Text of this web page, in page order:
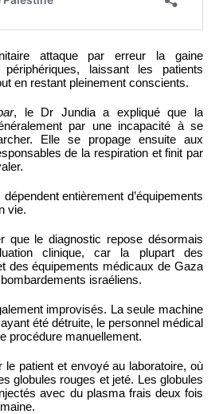
attaque par erreur la gaine
laissant les patients
en restant pleinement conscients.
, le Dr Jundia a expliqué que la
par une incapacité à se
Elle se propage ensuite aux
de la respiration et finit par
entièrement d’équipements
vie.
que le diagnostic repose désormais
clinique, car la plupart des
des équipements médicaux de Gaza
israéliens.
improvisés. La seule machine
été détruite, le personnel médical
procédure manuellement.
le patient et envoyé au laboratoire, où
globules rouges et jeté. Les globules
avec du plasma frais deux fois